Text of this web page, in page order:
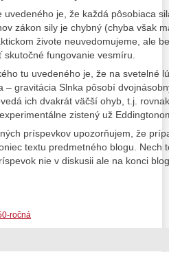
uvedeného je, že každá pôsobiaca
zákon sily je chybný (chyba však
živote neuvedomujeme, ale
fungovanie vesmíru.
tu uvedeného je, že na svetelné
– gravitácia Slnka pôsobí
ich dvakrát väčší ohyb, t.j.
zistený už
príspevkov upozorňujem, že
textu predmetného blogu. Nech
nie v diskusii ale na konci
ročná